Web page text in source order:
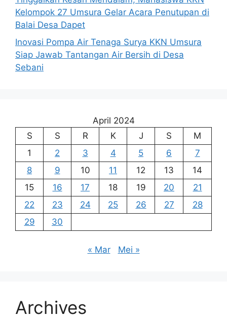
Kelompok 27 Umsura Gelar Acara Penutupan di
Balai Desa Dapet
Inovasi Pompa Air Tenaga Surya KKN Umsura
Siap Jawab Tantangan Air Bersih di Desa
Sebani
April 2024
S
S R K J S
M
1
2 3 4 5 6
7
8
9 10 11 12 13
14
15
16 17 18 19 20
21
22
23 24 25 26 27
28
29
30
« Mar Mei »
Archives